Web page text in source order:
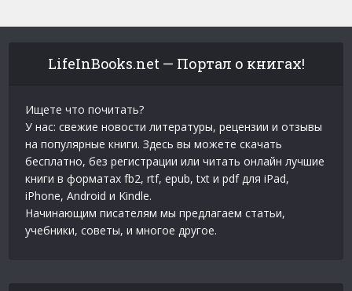
LifeInBooks.net — Портал о книгах!
Ищете что почитать?
У нас: свежие новости литературы, рецензии и отзывы
на популярные книги. Здесь вы можете скачать
бесплатно, без регистрации или читать онлайн лучшие
книги в форматах fb2, rtf, epub, txt и pdf для iPad,
iPhone, Android и Kindle.
Начинающим писателям мы предлагаем статьи,
учебники, советы, и многое другое.